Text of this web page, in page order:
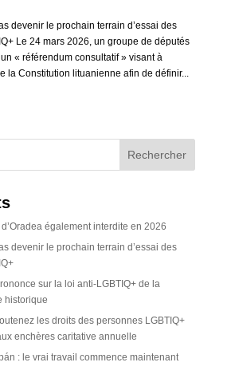
devenir le prochain terrain d’essai des
Le 24 mars 2026, un groupe de députés
« référendum consultatif » visant à
la Constitution lituanienne afin de définir...
également interdite en 2026
devenir le prochain terrain d’essai des
sur la loi anti-LGBTIQ+ de la
historique
les droits des personnes LGBTIQ+
enchères caritative annuelle
: le vrai travail commence maintenant